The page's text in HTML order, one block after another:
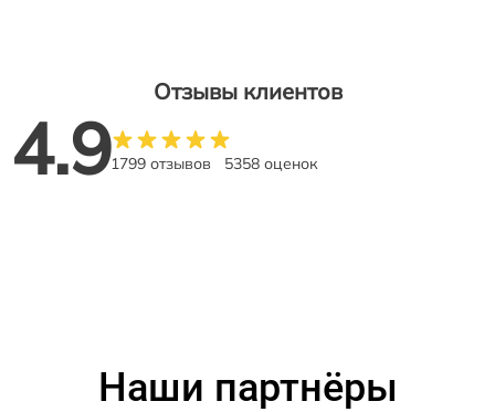
Отзывы клиентов
4.91799 отзывов 5358 оценок
Наши партнёры